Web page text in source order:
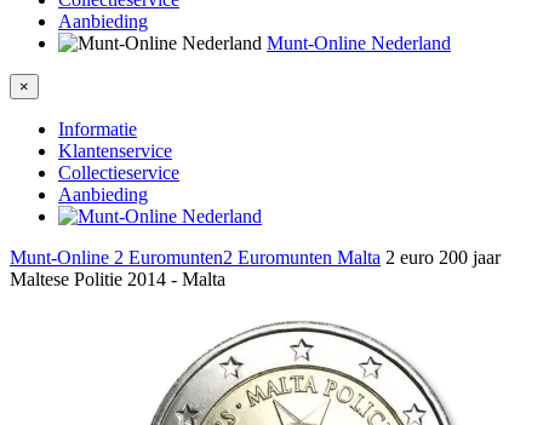
Aanbieding
Munt-Online Nederland
×
Informatie
Klantenservice
Collectieservice
Aanbieding
Munt-Online 2 Euromunten2 Euromunten Malta 2 euro 200 jaar
Maltese Politie 2014 - Malta